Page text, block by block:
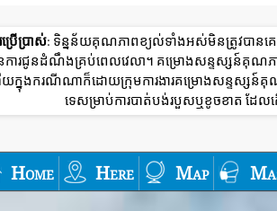
ើប្រាស់: ទិន្នន័យគុណភាពខ្យល់ទាំងអស់មិនត្រូវបានគេ
ានការជូនដំណឹងគ្រប់ពេលវេលា។ គម្រោងសន្ទស្សន៍គុ
យក្នុងករណីណាក៏ដោយក្រុមការងារគម្រោងសន្ទស្សន៍
ទេសម្រាប់ការបាត់បង់របួសឬខូចខាត ដែ
Home Here Map